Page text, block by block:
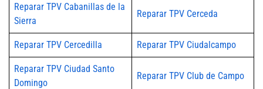
Reparar TPV Cabanillas de la
Sierra
Reparar TPV Cerceda
Reparar TPV Cercedilla Reparar TPV Ciudalcampo
Reparar TPV Ciudad Santo
Domingo
Reparar TPV Club de Campo